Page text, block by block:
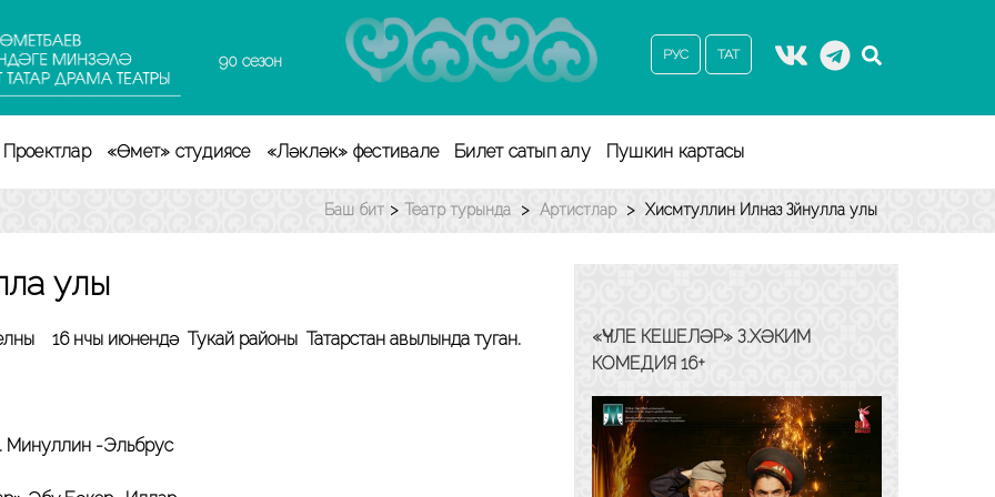
90 сезон РУС ТАТ
Проектлар «Өмет» студиясе «Ләкләк» фестивале Билет сатып алу Пушкин картасы
Баш бит > Театр турында > Артистлар > Хисмәтуллин Илназ Зәйнулла улы
улы
16 нчы июнендә Тукай районы Татарстан авылында туган.
-Эльбрус
«ҮЧЛЕ КЕШЕЛӘР» З.ХӘКИМ
КОМЕДИЯ 16+